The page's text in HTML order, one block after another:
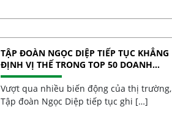
TẬP ĐOÀN NGỌC DIỆP TIẾP TỤC KHẲNG
ĐỊNH VỊ THẾ TRONG TOP 50 DOANH
NGHIỆP TĂNG TRƯỞNG XUẤT SẮC VIỆT
NAM 2026
Vượt qua nhiều biến động của thị trường,
Tập đoàn Ngọc Diệp tiếp tục ghi […]